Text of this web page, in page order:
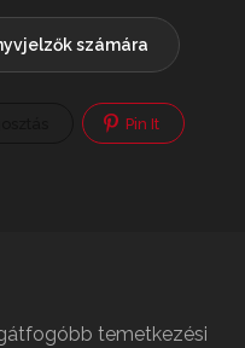
számára
Pin It
temetkezési